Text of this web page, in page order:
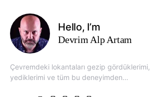
Hello, I’m
Devrim Alp Artam
Çevremdeki lokantaları gezip gördüklerimi,
yediklerimi ve tüm bu deneyimden…